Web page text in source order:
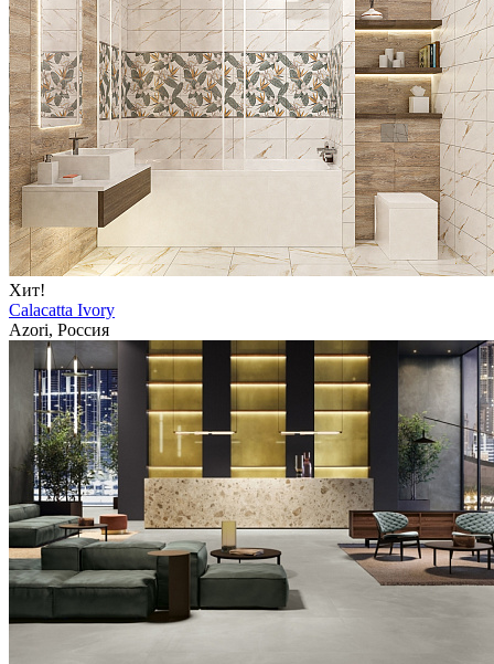
Хит!
Calacatta Ivory
Azori, Россия